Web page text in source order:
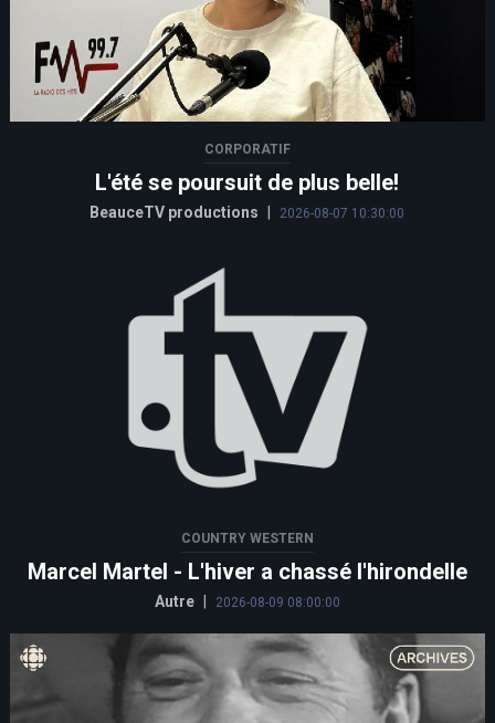
CORPORATIF
L'été se poursuit de plus belle!
BeauceTV productions | 2026-08-07 10:30:00
COUNTRY WESTERN
Marcel Martel - L'hiver a chassé l'hirondelle
Autre 2026-08-09 08:00:00